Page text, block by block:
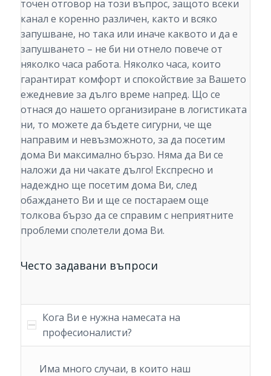
точен отговор на този въпрос, защото всеки
канал е коренно различен, както и всяко
запушване, но така или иначе каквото и да е
запушването – не би ни отнело повече от
няколко часа работа. Няколко часа, които
гарантират комфорт и спокойствие за Вашето
ежедневие за дълго време напред. Що се
отнася до нашето организиране в логистиката
ни, то можете да бъдете сигурни, че ще
направим и невъзможното, за да посетим
дома Ви максимално бързо. Няма да Ви се
наложи да ни чакате дълго! Експресно и
надеждно ще посетим дома Ви, след
обаждането Ви и ще се постараем още
толкова бързо да се справим с неприятните
проблеми сполетели дома Ви.
Често задавани въпроси
Кога Ви е нужна намесата на
професионалисти?
Има много случаи, в които наш